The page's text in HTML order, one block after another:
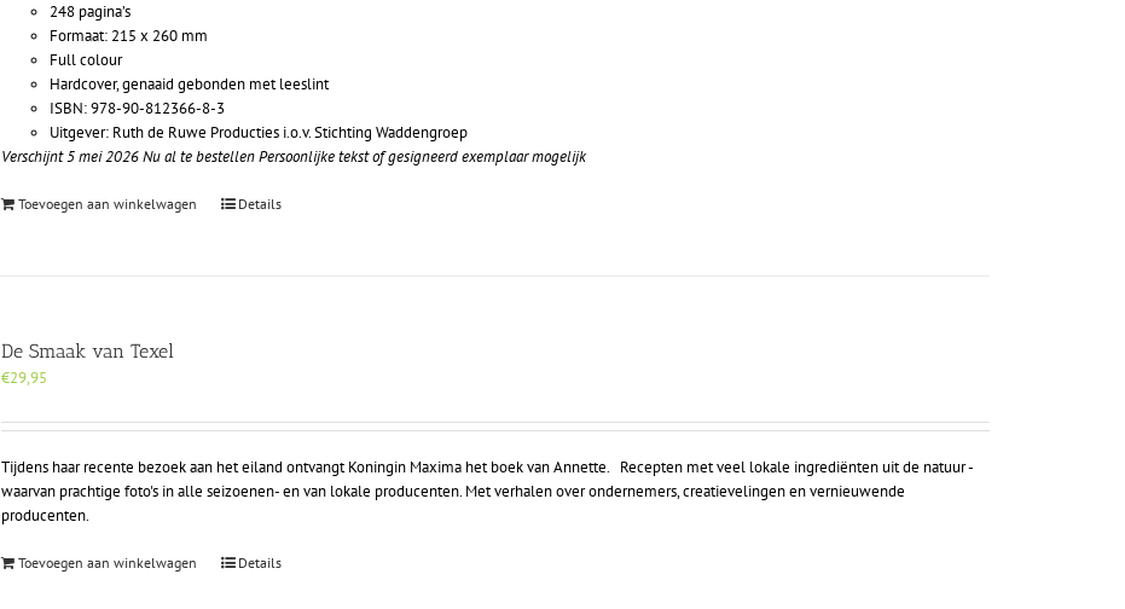
248 pagina’s
Formaat: 215 x 260 mm
Full colour
Hardcover, genaaid gebonden met leeslint
ISBN: 978-90-812366-8-3
Uitgever: Ruth de Ruwe Producties i.o.v. Stichting Waddengroep
Verschijnt 5 mei 2026Nu al te bestellenPersoonlijke tekst of gesigneerd exemplaar mogelijk
Toevoegen aan winkelwagen Details
De Smaak van Texel
€29,95
Tijdens haar recente bezoek aan het eiland ontvangt Koningin Maxima het boek van Annette. Recepten met veel lokale ingrediënten uit de natuur -
waarvan prachtige foto's in alle seizoenen- en van lokale producenten. Met verhalen over ondernemers, creatievelingen en vernieuwende
producenten.
Toevoegen aan winkelwagen Details